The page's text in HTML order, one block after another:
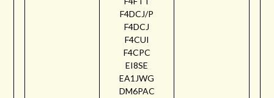
F4DCJ/P
F4DCJ
F4CUI
F4CPC
EI8SE
EA1JWG
DM6PAC